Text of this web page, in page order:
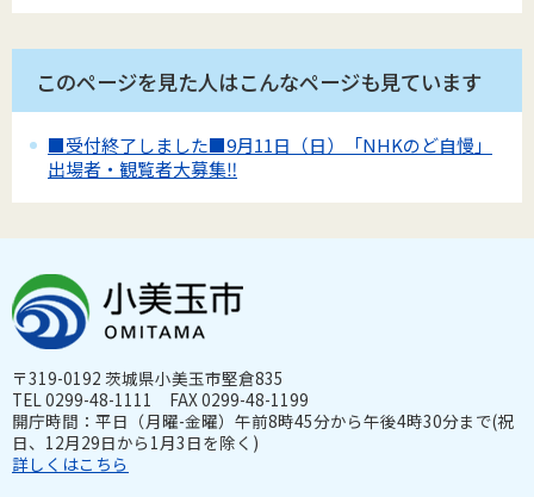
このページを見た人はこんなページも見ています
■受付終了しました■9月11日（日）「NHKのど自慢」
出場者・観覧者大募集‼
〒319-0192 茨城県小美玉市堅倉835
TEL 0299-48-1111 FAX 0299-48-1199
開庁時間：平日（月曜-金曜）午前8時45分から午後4時30分まで(祝
日、12月29日から1月3日を除く)
詳しくはこちら